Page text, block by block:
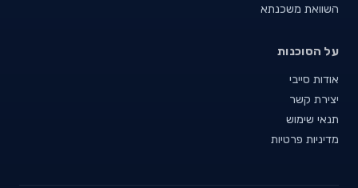
השוואת משכנתא
על הסוכנות
אודות סייבי
יצירת קשר
תנאי שימוש
מדיניות פרטיות